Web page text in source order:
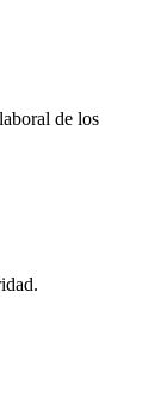
de los